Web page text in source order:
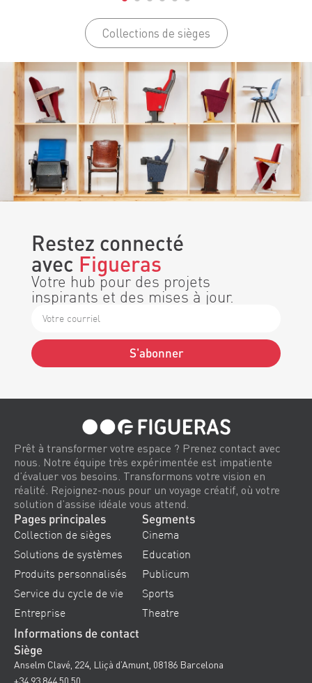
Collections de sièges
Restez connecté
avec Figueras
Votre hub pour des projets
inspirants et des mises à jour.
S'abonner
Prêt à transformer votre espace ? Prenez contact avec
nous. Notre équipe très expérimentée est impatiente
d’évaluer vos besoins. Transformons votre vision en
réalité. Rejoignez-nous pour un voyage créatif, où votre
solution d’assise idéale vous attend.
Pages principales
Collection de sièges
Solutions de systèmes
Produits personnalisés
Service du cycle de vie
Entreprise
Segments
Cinema
Education
Publicum
Sports
Theatre
Informations de contact
Siège
Anselm Clavé, 224, Lliçà d’Amunt, 08186 Barcelona
+34 93 844 50 50